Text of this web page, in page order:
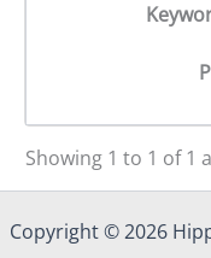
Showing 1 to 1 of 1
Copyright © 2026